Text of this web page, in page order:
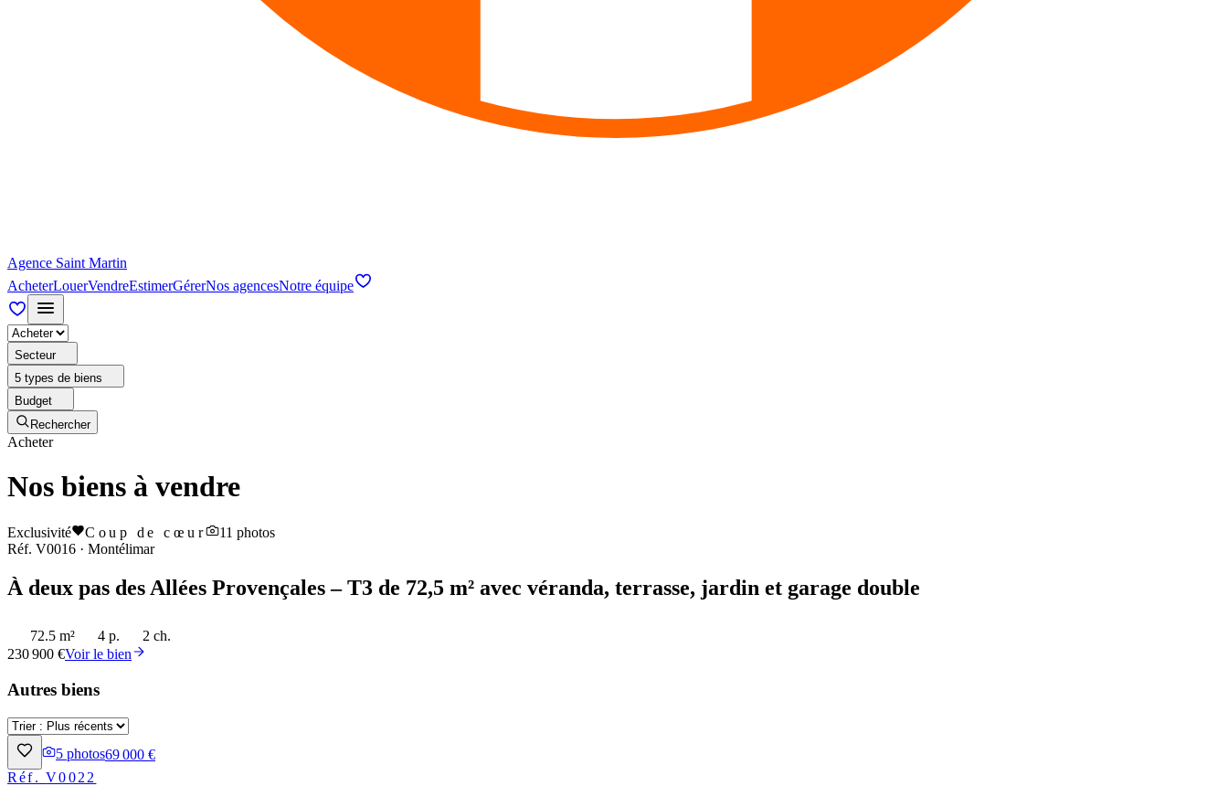
Agence Saint Martin
AcheterLouerVendreEstimerGérerNos agencesNotre équipe
Secteur
5 types de biens
Budget
Rechercher
Acheter
Nos biens à vendre
Exclusivité Coup de cœur 11 photos
Réf. V0016 · Montélimar
À deux pas des Allées Provençales – T3 de 72,5 m² avec véranda, terrasse, jardin et garage double
72.5 m² 4 p.
2 ch.
230 900 €Voir le bien
Autres biens
5 photos69 000 €
Réf.V0022